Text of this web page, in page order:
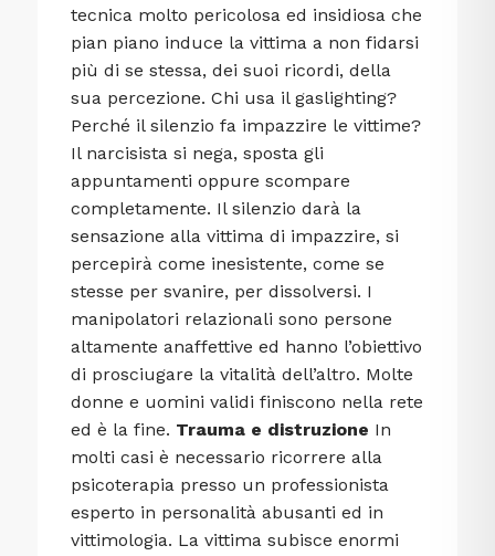
tecnica molto pericolosa ed insidiosa che
pian piano induce la vittima a non fidarsi
più di se stessa, dei suoi ricordi, della
sua percezione. Chi usa il gaslighting?
Perché il silenzio fa impazzire le vittime?
Il narcisista si nega, sposta gli
appuntamenti oppure scompare
completamente. Il silenzio darà la
sensazione alla vittima di impazzire, si
percepirà come inesistente, come se
stesse per svanire, per dissolversi. I
manipolatori relazionali sono persone
altamente anaffettive ed hanno l’obiettivo
di prosciugare la vitalità dell’altro. Molte
donne e uomini validi finiscono nella rete
ed è la fine. Trauma e distruzione In
molti casi è necessario ricorrere alla
psicoterapia presso un professionista
esperto in personalità abusanti ed in
vittimologia. La vittima subisce enormi